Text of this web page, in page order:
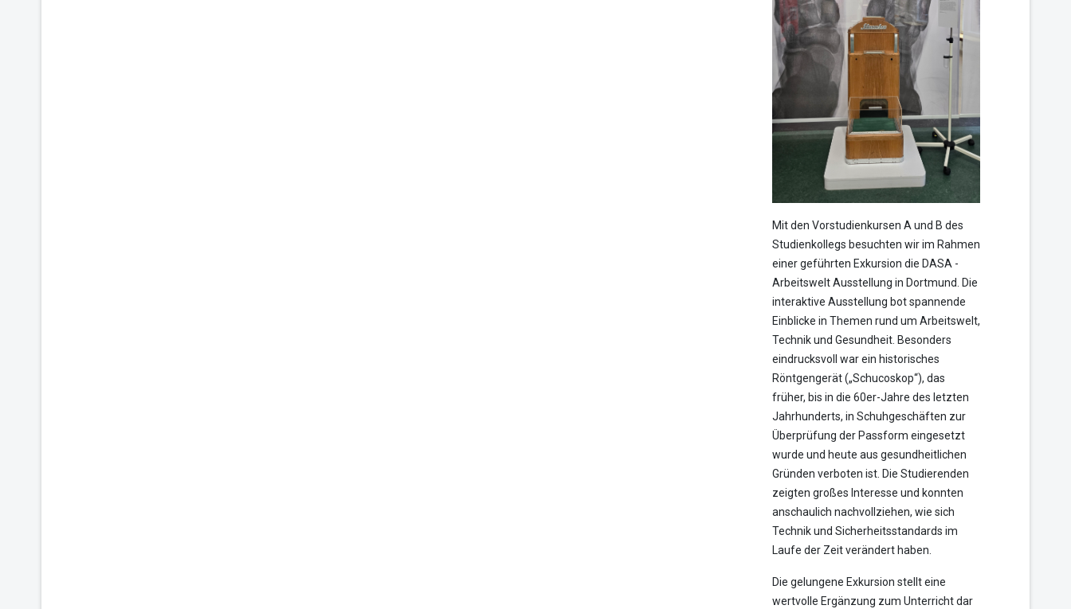
Mit den Vorstudienkursen A und B des
Studienkollegs besuchten wir im Rahmen
einer geführten Exkursion die DASA -
Arbeitswelt Ausstellung in Dortmund. Die
interaktive Ausstellung bot spannende
Einblicke in Themen rund um Arbeitswelt,
Technik und Gesundheit. Besonders
eindrucksvoll war ein historisches
Röntgengerät („Schucoskop“), das
früher, bis in die 60er-Jahre des letzten
Jahrhunderts, in Schuhgeschäften zur
Überprüfung der Passform eingesetzt
wurde und heute aus gesundheitlichen
Gründen verboten ist. Die Studierenden
zeigten großes Interesse und konnten
anschaulich nachvollziehen, wie sich
Technik und Sicherheitsstandards im
Laufe der Zeit verändert haben.
Die gelungene Exkursion stellt eine
wertvolle Ergänzung zum Unterricht dar